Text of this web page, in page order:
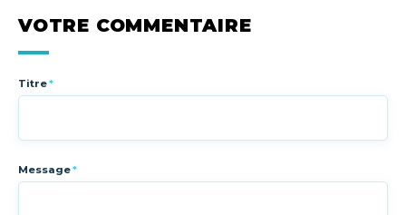
VOTRE COMMENTAIRE
Titre*
Message*